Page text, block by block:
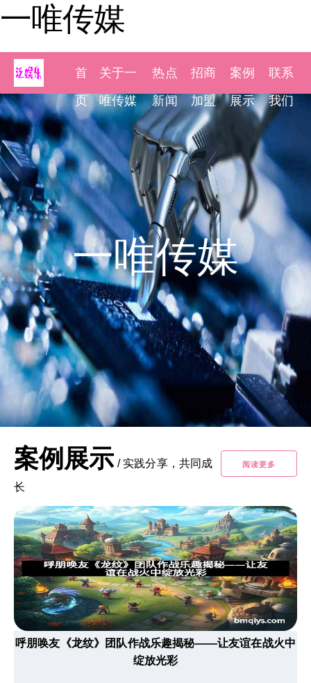
一唯传媒
首
页
关于一
唯传媒
热点
新闻
招商
加盟
案例
展示
联系
我们
一唯传媒
案例展示 / 实践分享，共同成
长
阅读更多
呼朋唤友《龙纹》团队作战乐趣揭秘——让友谊在战火中
绽放光彩